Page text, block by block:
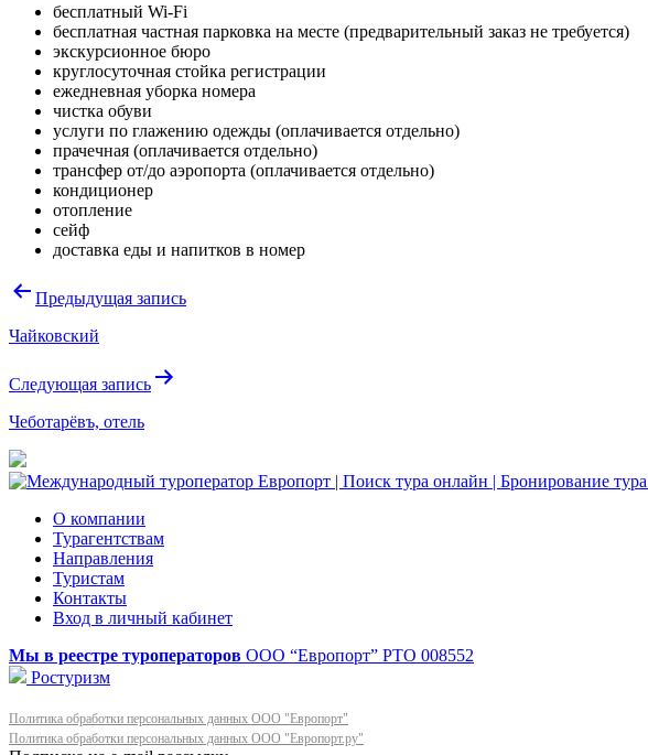
бесплатный Wi-Fi
бесплатная частная парковка на месте (предварительный заказ не требуется)
экскурсионное бюро
круглосуточная стойка регистрации
ежедневная уборка номера
чистка обуви
услуги по глажению одежды (оплачивается отдельно)
прачечная (оплачивается отдельно)
трансфер от/до аэропорта (оплачивается отдельно)
кондиционер
отопление
сейф
доставка еды и напитков в номер
Навигация
записям
Предыдущая запись
Чайковский
Следующая запись
Чеботарёвъ, отель
О компании
Турагентствам
Направления
Туристам
Контакты
Вход в личный кабинет
Мы в реестре туроператоров ООО “Европорт” РТО 008552
Ростуризм
Политика обработки персональных данных ООО "Европорт"
Политика обработки персональных данных ООО "Европорт.ру"